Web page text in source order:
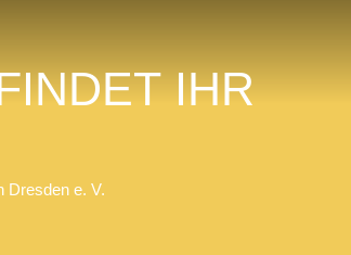
IHR
Dresden e. V.